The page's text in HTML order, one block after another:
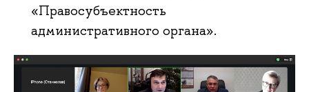
«Правосубъектность
административного органа».